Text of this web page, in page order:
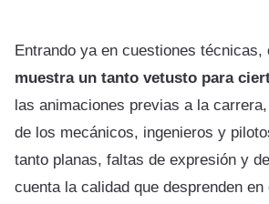
Entrando ya en cuestiones técnicas,
muestra un tanto vetusto para
las animaciones previas a la
de los mecánicos, ingenieros y
tanto planas, faltas de expresión y
cuenta la calidad que desprenden